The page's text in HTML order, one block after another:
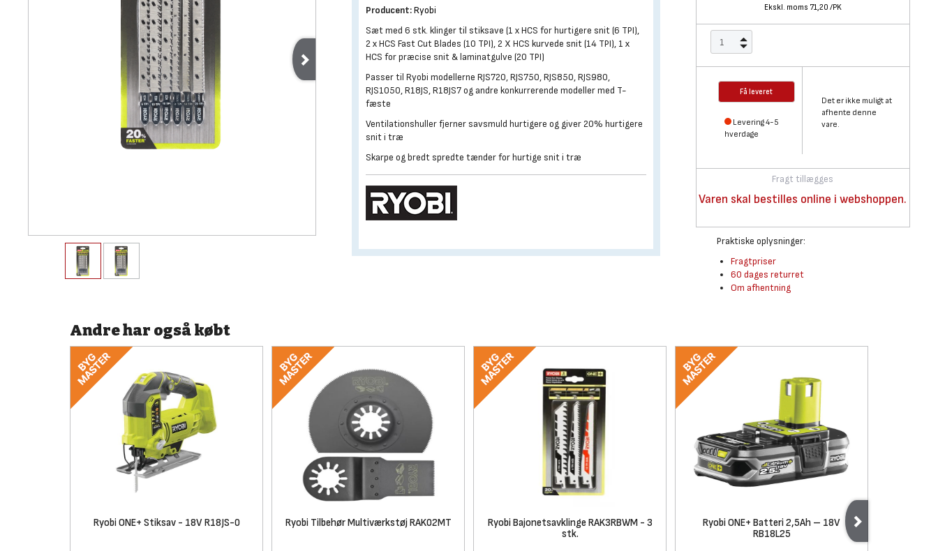
Ekskl. moms 71,20 /PK
Få leveret
Levering 4-5
hverdage
Det er ikke muligt at
afhente denne
vare.
Fragt tillægges
Varen skal bestilles online i webshoppen.
Praktiske oplysninger:
Fragtpriser
60 dages returret
Om afhentning
Producent:Ryobi
Sæt med 6 stk. klinger til stiksave (1 x HCS for hurtigere snit (6 TPI),
2 x HCS Fast Cut Blades (10 TPI), 2 X HCS kurvede snit (14 TPI), 1 x
HCS for præcise snit & laminatgulve (20 TPI)
Passer til Ryobi modellerne RJS720, RJS750, RJS850, RJS980,
RJS1050, R18JS, R18JS7 og andre konkurrerende modeller med T-
fæste
Ventilationshuller fjerner savsmuld hurtigere og giver 20% hurtigere
snit i træ
Skarpe og bredt spredte tænder for hurtige snit i træ
Andre har også købt
Ryobi ONE+ Stiksav - 18V R18JS-0 Ryobi Tilbehør Multiværkstøj RAK02MT
Ryobi Bajonetsavklinge RAK3RBWM - 3
stk.
Ryobi ONE+ Batteri 2,5Ah – 18V
RB18L25